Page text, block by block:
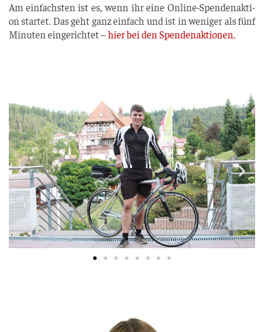
Am ein­fachs­ten ist es, wenn ihr eine Online-Spen­den­ak­ti­
on star­tet. Das geht ganz ein­fach und ist in weni­ger als fünf
Minu­ten ein­ge­rich­tet –hier bei den Spendenaktionen.